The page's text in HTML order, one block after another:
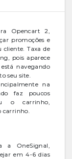
Opencart 2,
promoções e
cliente. Taxa de
pois aparece
navegando
seu site.
na
faz poucos
o carrinho,
carrinho.
a OneSignal,
em 4-6 dias